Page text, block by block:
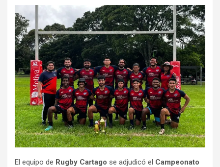
El equipo de Rugby Cartago se adjudicó el Campeonato